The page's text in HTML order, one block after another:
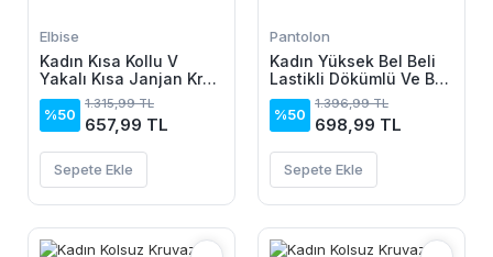
Elbise
Kadın Kısa Kollu V
Yakalı Kısa Janjan Krep
Elbise
%50
1.315,99 TL
657,99 TL
Sepete Ekle
Pantolon
Kadın Yüksek Bel Beli
Lastikli Dökümlü Ve Beli
şeritli Pera Pantolon
%50
1.396,99 TL
698,99 TL
Sepete Ekle